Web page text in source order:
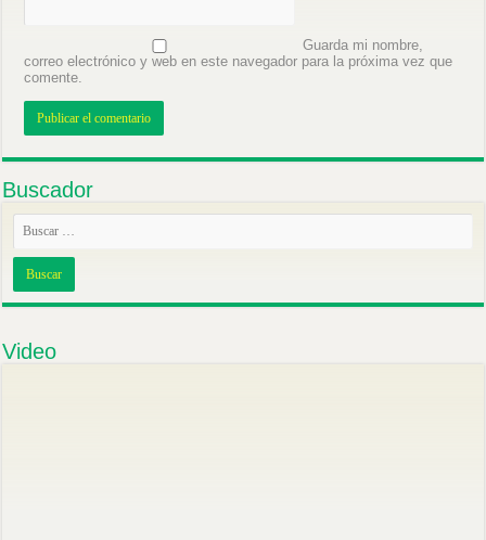
Guarda mi nombre,
correo electrónico y web en este navegador para la próxima vez que
comente.
Buscador
Video